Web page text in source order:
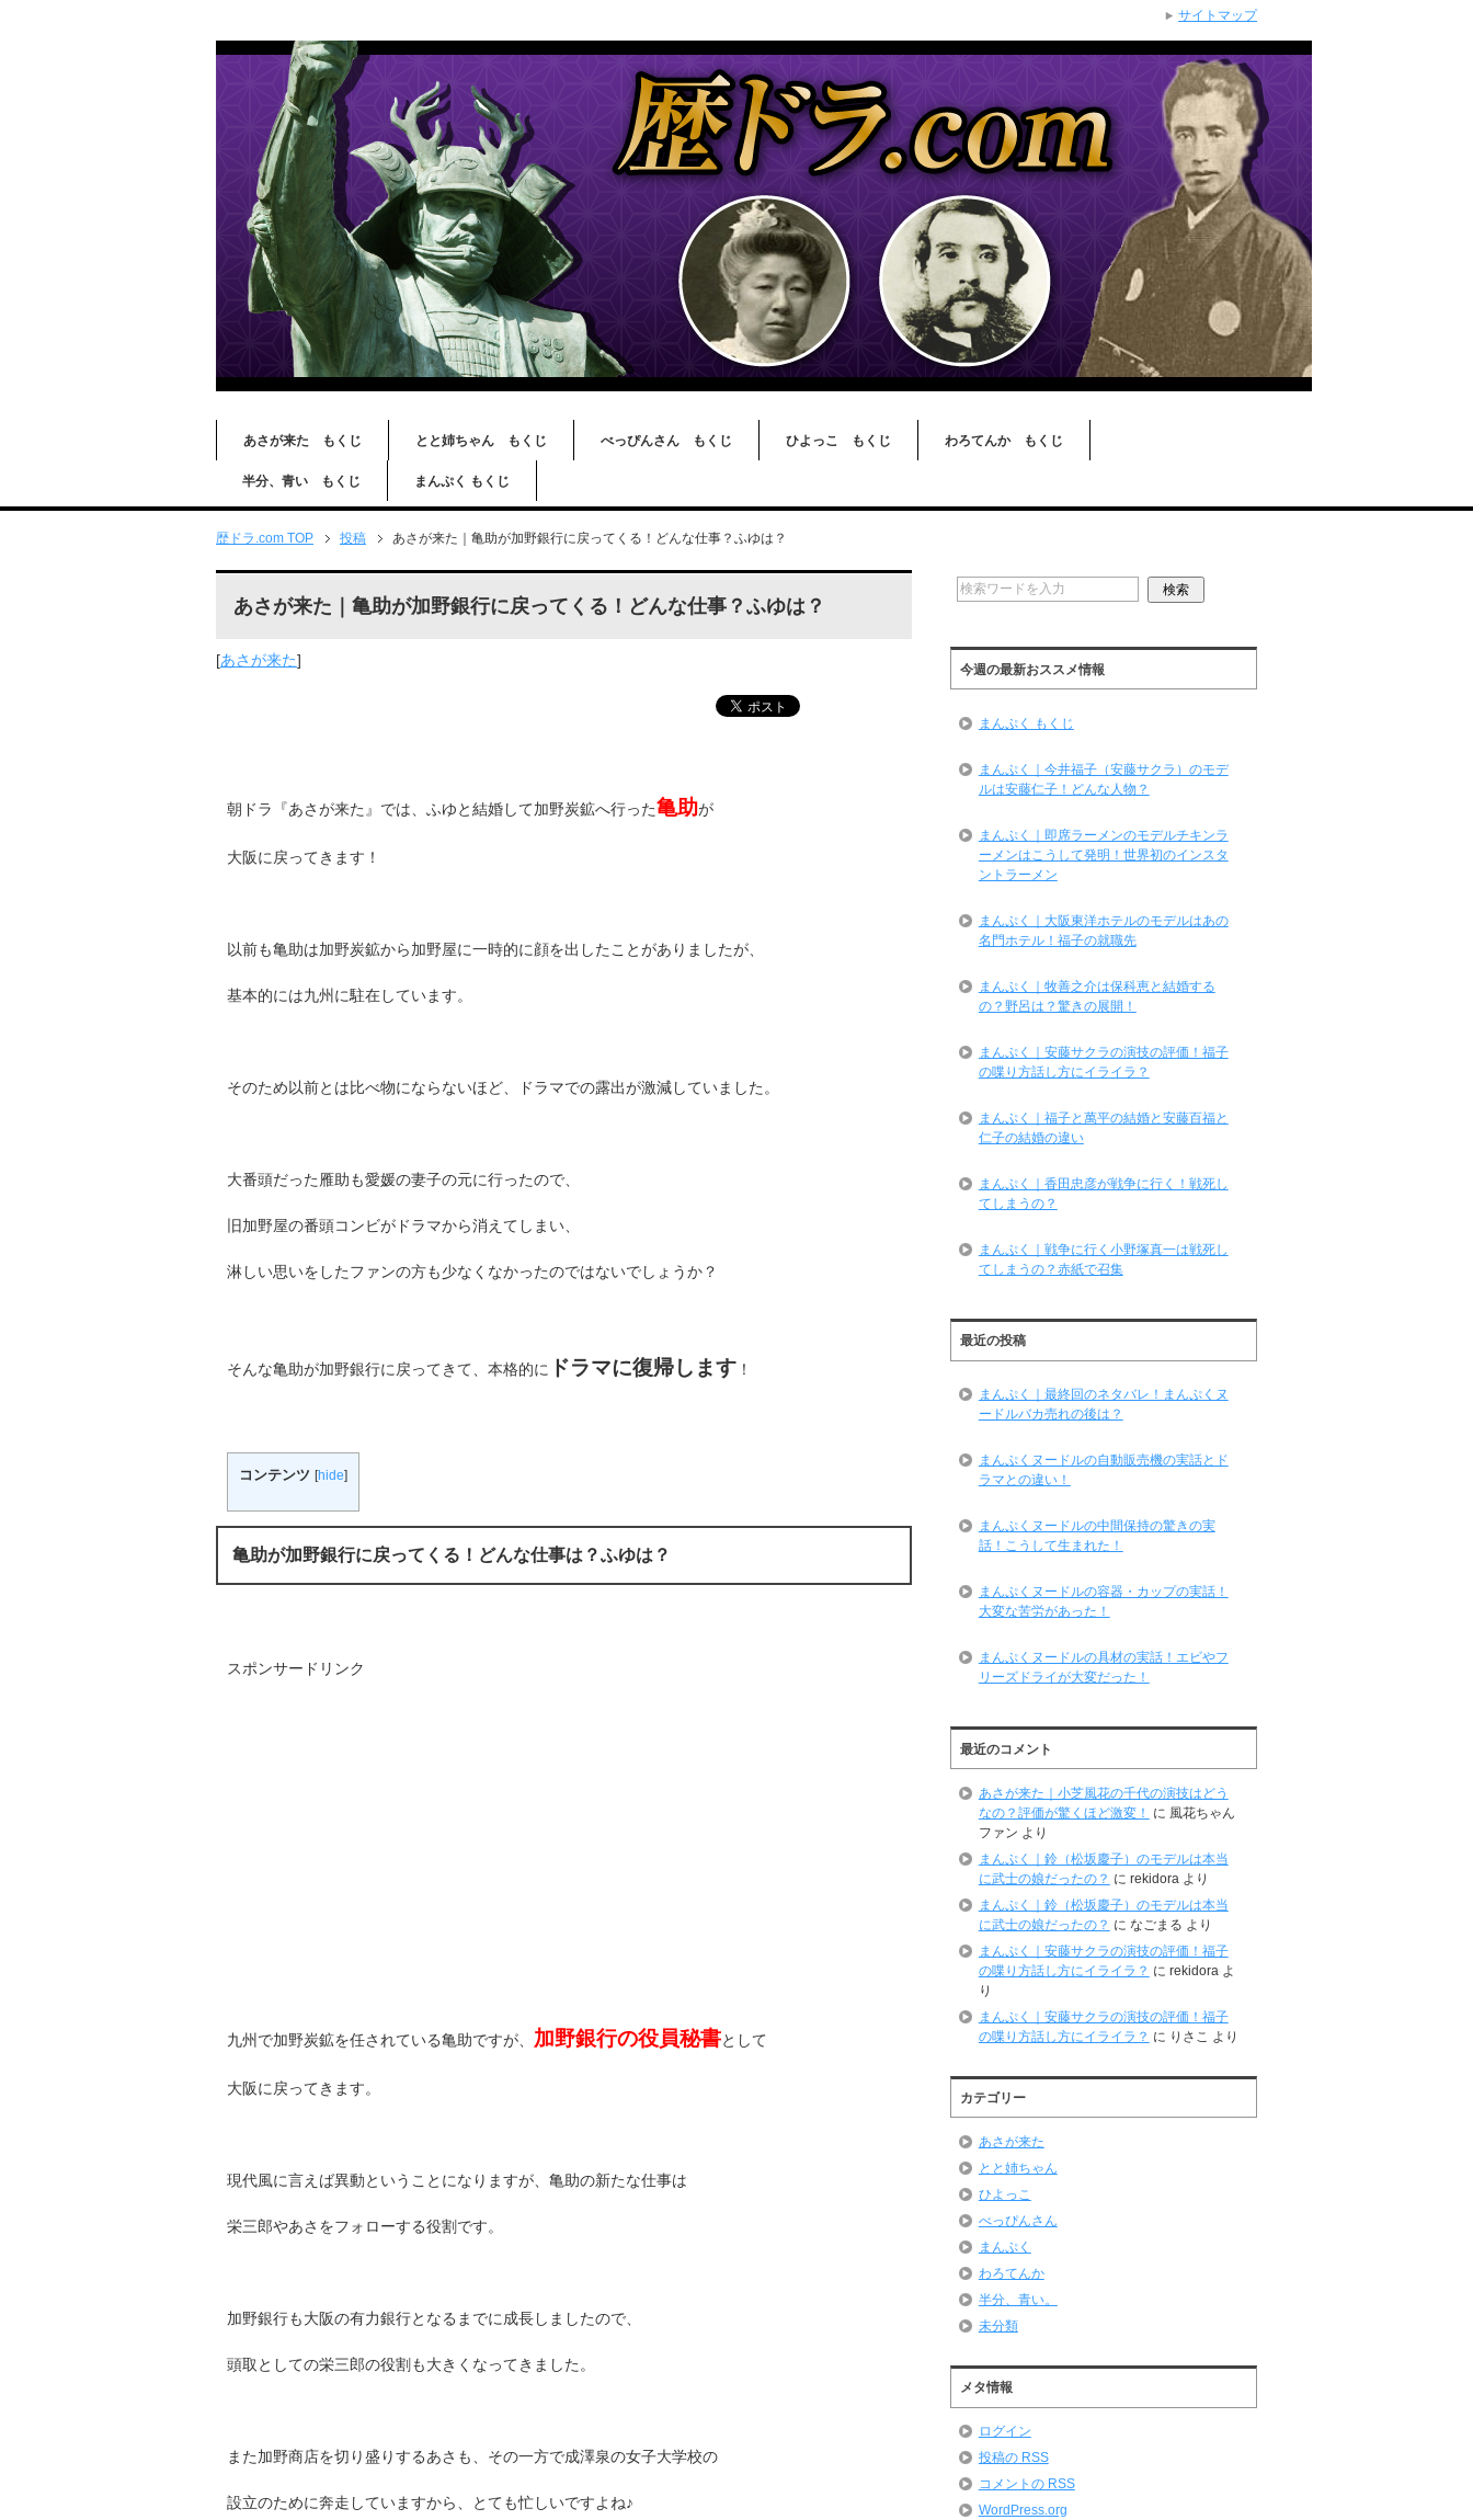
あさが来た もくじ とと姉ちゃん もくじ べっぴんさん もくじ ひよっこ もくじ わろてんか もくじ
半分、青い もくじ まんぷく もくじ
歴ドラ.com TOP 投稿 あさが来た｜亀助が加野銀行に戻ってくる！どんな仕事？ふゆは？
あさが来た｜亀助が加野銀行に戻ってくる！どんな仕事？ふゆは？
[あさが来た]
朝ドラ『あさが来た』では、ふゆと結婚して加野炭鉱へ行った亀助が
大阪に戻ってきます！
以前も亀助は加野炭鉱から加野屋に一時的に顔を出したことがありましたが、
基本的には九州に駐在しています。
そのため以前とは比べ物にならないほど、ドラマでの露出が激減していました。
大番頭だった雁助も愛媛の妻子の元に行ったので、
旧加野屋の番頭コンビがドラマから消えてしまい、
淋しい思いをしたファンの方も少なくなかったのではないでしょうか？
そんな亀助が加野銀行に戻ってきて、本格的に ドラマに復帰します ！
コンテンツ [hide]
亀助が加野銀行に戻ってくる！どんな仕事は？ふゆは？
スポンサードリンク
九州で加野炭鉱を任されている亀助ですが、 加野銀行の役員秘書として
大阪に戻ってきます。
現代風に言えば異動ということになりますが、亀助の新たな仕事は
栄三郎やあさをフォローする役割です。
加野銀行も大阪の有力銀行となるまでに成長しましたので、
頭取としての栄三郎の役割も大きくなってきました。
また加野商店を切り盛りするあさも、その一方で成澤泉の女子大学校の
設立のために奔走していますから、とても忙しいですよね♪
今週の最新おススメ情報
まんぷく もくじ
まんぷく｜今井福子（安藤サクラ）のモデ
ルは安藤仁子！どんな人物？
まんぷく｜即席ラーメンのモデルチキンラ
ーメンはこうして発明！世界初のインスタ
ントラーメン
まんぷく｜大阪東洋ホテルのモデルはあの
名門ホテル！福子の就職先
まんぷく｜牧善之介は保科恵と結婚する
の？野呂は？驚きの展開！
まんぷく｜安藤サクラの演技の評価！福子
の喋り方話し方にイライラ？
まんぷく｜福子と萬平の結婚と安藤百福と
仁子の結婚の違い
まんぷく｜香田忠彦が戦争に行く！戦死し
てしまうの？
まんぷく｜戦争に行く小野塚真一は戦死し
てしまうの？赤紙で召集
最近の投稿
まんぷく｜最終回のネタバレ！まんぷくヌ
ードルバカ売れの後は？
まんぷくヌードルの自動販売機の実話とド
ラマとの違い！
まんぷくヌードルの中間保持の驚きの実
話！こうして生まれた！
まんぷくヌードルの容器・カップの実話！
大変な苦労があった！
まんぷくヌードルの具材の実話！エビやフ
リーズドライが大変だった！
最近のコメント
あさが来た｜小芝風花の千代の演技はどう
なの？評価が驚くほど激変！
に 風花ちゃん
ファン より
まんぷく｜鈴（松坂慶子）のモデルは本当
に武士の娘だったの？ に rekidora より
まんぷく｜鈴（松坂慶子）のモデルは本当
に武士の娘だったの？ に なごまる より
まんぷく｜安藤サクラの演技の評価！福子
の喋り方話し方にイライラ？ に rekidora よ
り
まんぷく｜安藤サクラの演技の評価！福子
の喋り方話し方にイライラ？ に りさこ より
カテゴリー
あさが来た
とと姉ちゃん
ひよっこ
べっぴんさん
まんぷく
わろてんか
半分、青い。
未分類
メタ情報
ログイン
投稿の RSS
コメントの RSS
WordPress.org
サイトマップ